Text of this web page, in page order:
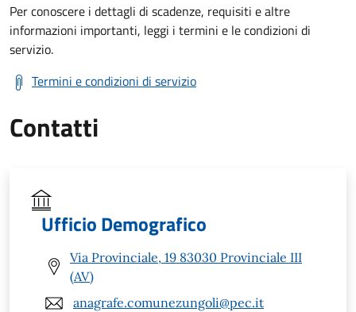
Per conoscere i dettagli di scadenze, requisiti e altre
informazioni importanti, leggi i termini e le condizioni di
servizio.
Termini e condizioni di servizio
Contatti
Ufficio Demografico
Via Provinciale, 19 83030 Provinciale III
(AV)
anagrafe.comunezungoli@pec.it